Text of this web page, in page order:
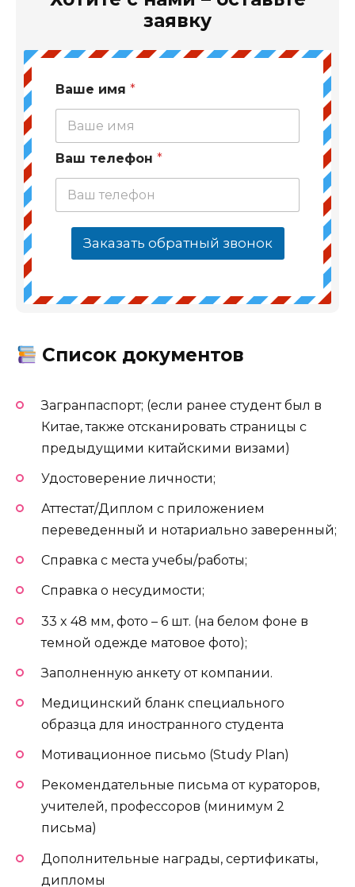
заявку
Ваше имя *
Ваш телефон *
Заказать обратный звонок
Список документов
Загранпаспорт; (если ранее студент был в
Китае, также отсканировать страницы с
предыдущими китайскими визами)
Удостоверение личности;
Аттестат/Диплом с приложением
переведенный и нотариально заверенный;
Справка с места учебы/работы;
Справка о несудимости;
33 x 48 мм, фото – 6 шт. (на белом фоне в
темной одежде матовое фото);
Заполненную анкету от компании.
Медицинский бланк специального
образца для иностранного студента
Мотивационное письмо (Study Plan)
Рекомендательные письма от кураторов,
учителей, профессоров (минимум 2
письма)
Дополнительные награды, сертификаты,
дипломы